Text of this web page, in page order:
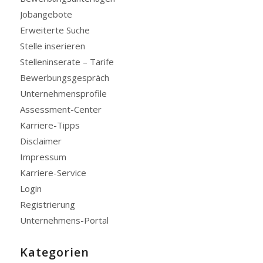
Jobangebote
Erweiterte Suche
Stelle inserieren
Stelleninserate – Tarife
Bewerbungsgespräch
Unternehmensprofile
Assessment-Center
Karriere-Tipps
Disclaimer
Impressum
Karriere-Service
Login
Registrierung
Unternehmens-Portal
Kategorien